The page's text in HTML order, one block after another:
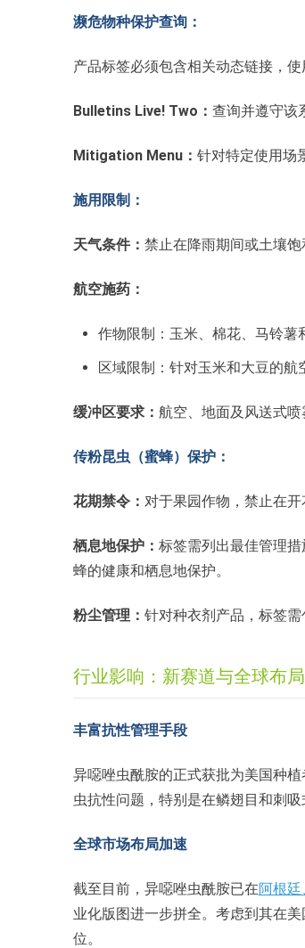
濒危物种保护查询：
产品标签必须包含相关动态链接，使
Bulletins Live! Two： 查询并遵守该
Mitigation Menu： 针对特定使用场
施用限制：
天气条件： 禁止在降雨期间或土壤饱
航空施药：
作物限制：玉米、棉花、马铃薯
区域限制：针对玉米和大豆的航
缓冲区要求： 航空、地面及风送式喷
传粉昆虫（蜜蜂）保护：
花期禁令： 对于果园作物，禁止在
栖息地保护： 标签需列出最佳管理
蜂的健康和栖息地保护。
粉尘管理： 针对种衣剂产品，标签
行业影响：新赛道与全球布局
丰富抗性管理手段
异噁唑虫酰胺的正式获批为美国种
虫抗性问题，特别是在鳞翅目和刺
全球市场布局加速
截至目前，异噁唑虫酰胺已在阿根
业化版图进一步拼全。考虑到其在
位。